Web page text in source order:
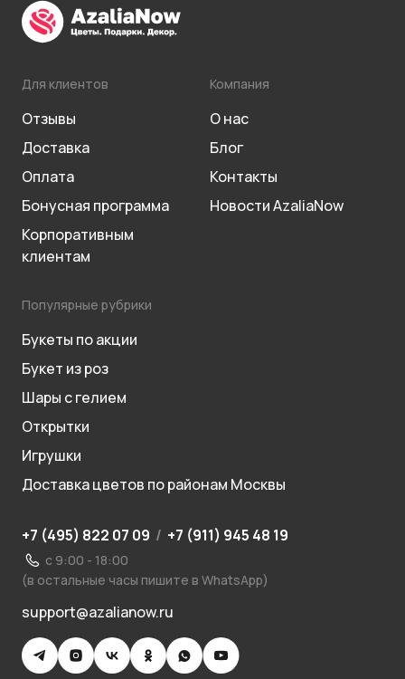
Для клиентов
Отзывы
Доставка
Оплата
Бонусная программа
Корпоративным
клиентам
Компания
О нас
Блог
Контакты
Новости AzaliaNow
Популярные рубрики
Букеты по акции
Букет из роз
Шары с гелием
Открытки
Игрушки
Доставка цветов по районам Москвы
+7 (495) 822 07 09 / +7 (911) 945 48 19
с 9:00 - 18:00
(в остальные часы пишите в WhatsApp)
support@azalianow.ru